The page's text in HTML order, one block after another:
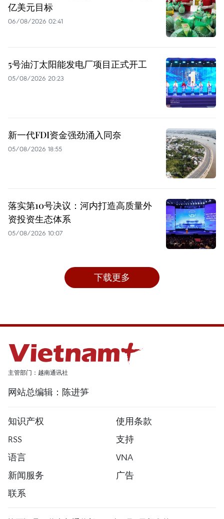
亿美元目标
06/08/2026 02:41
5号油汀太阳能发电厂项目正式开工
05/08/2026 20:23
新一代FDI资金强劲涌入同奈
05/08/2026 18:55
落实第10号决议：河内打造高质量外
资投资生态体系
05/08/2026 10:07
下载更多
主管部门：越南通讯社
网站总编辑：陈进笋
知识产权
使用条款
RSS
支持
语言
VNA
新闻服务
广告
联系